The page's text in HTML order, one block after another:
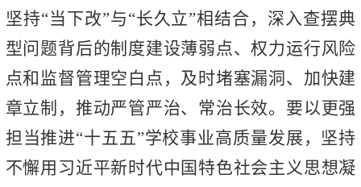
坚持“当下改”与“长久立”相结合，深入查摆典
型问题背后的制度建设薄弱点、权力运行风险
点和监督管理空白点，及时堵塞漏洞、加快建
章立制，推动严管严治、常治长效。要以更强
担当推进“十五五”学校事业高质量发展，坚持
不懈用习近平新时代中国特色社会主义思想凝